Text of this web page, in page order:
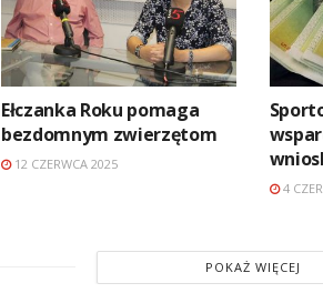
Ełczanka Roku pomaga
bezdomnym zwierzętom
12 CZERWCA 2025
4
POKAŻ WIĘCEJ